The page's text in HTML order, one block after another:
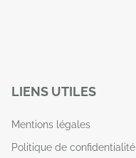
LIENS UTILES
Mentions légales
Politique de confidentialité